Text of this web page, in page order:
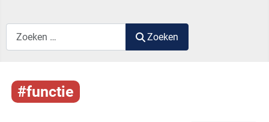
Zoek label Zoeken
#functie